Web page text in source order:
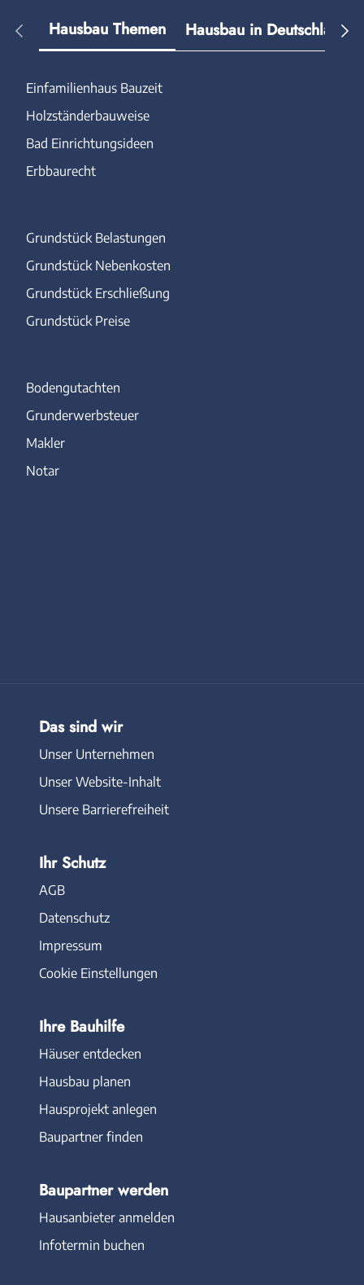
Hausbau Themen Hausbau in Deutschland
Einfamilienhaus Bauzeit
Holzständerbauweise
Bad Einrichtungsideen
Erbbaurecht
Grundstück Belastungen
Grundstück Nebenkosten
Grundstück Erschließung
Grundstück Preise
Bodengutachten
Grunderwerbsteuer
Makler
Notar
Das sind wir
Unser Unternehmen
Unser Website-Inhalt
Unsere Barrierefreiheit
Ihr Schutz
AGB
Datenschutz
Impressum
Cookie Einstellungen
Ihre Bauhilfe
Häuser entdecken
Hausbau planen
Hausprojekt anlegen
Baupartner finden
Baupartner werden
Hausanbieter anmelden
Infotermin buchen